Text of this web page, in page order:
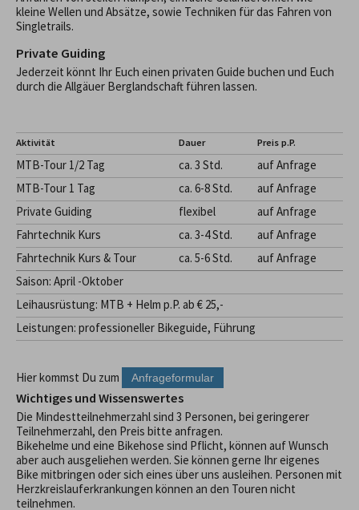
kleine Wellen und Absätze, sowie Techniken für das Fahren von
Singletrails.
Private Guiding
Jederzeit könnt Ihr Euch einen privaten Guide buchen und Euch
durch die Allgäuer Berglandschaft führen lassen.
Aktivität Dauer Preis p.P.
MTB-Tour 1/2 Tag ca. 3 Std.
auf Anfrage
MTB-Tour 1 Tag
ca. 6-8 Std.
auf Anfrage
Private Guiding
flexibel
auf Anfrage
Fahrtechnik Kurs
ca. 3-4 Std.
auf Anfrage
Fahrtechnik Kurs & Tour
ca. 5-6 Std.
auf Anfrage
Saison: April -Oktober
Leihausrüstung: MTB + Helm p.P. ab € 25,-
Leistungen: professioneller Bikeguide, Führung
Hier kommst Du zum
Wichtiges und Wissenswertes
Die Mindestteilnehmerzahl sind 3 Personen, bei geringerer
Teilnehmerzahl, den Preis bitte anfragen.
Bikehelme und eine Bikehose sind Pflicht, können auf Wunsch
aber auch ausgeliehen werden. Sie können gerne Ihr eigenes
Bike mitbringen oder sich eines über uns ausleihen. Personen mit
Herzkreislauferkrankungen können an den Touren nicht
teilnehmen.